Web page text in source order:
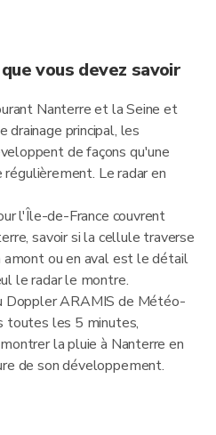
vous devez savoir
Nanterre et la Seine et
principal, les
de façons qu'une
Le radar en
l'Île-de-France couvrent
savoir si la cellule traverse
ou en aval est le détail
le radar le montre.
Doppler ARAMIS de Météo-
toutes les 5 minutes,
la pluie à Nanterre en
de son développement.